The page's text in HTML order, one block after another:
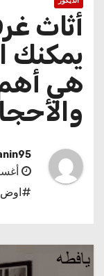
أثاث
يمكنك
هي
#اوض